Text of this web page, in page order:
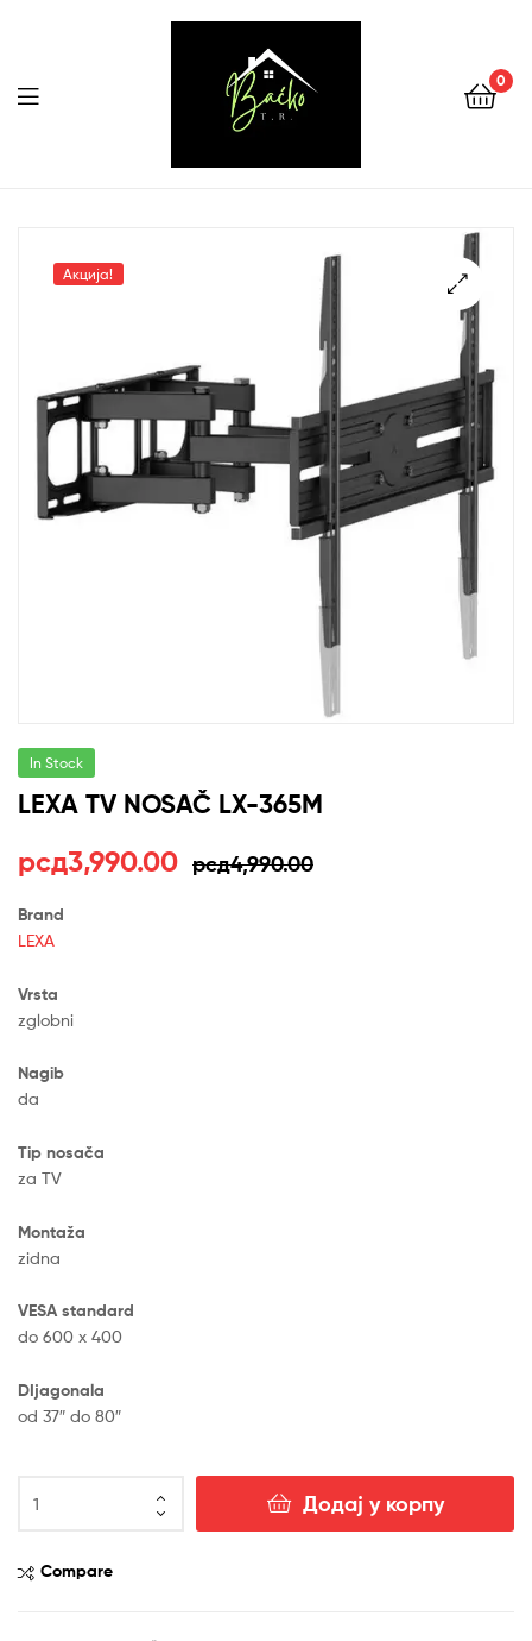
0
Menu
Акција!
In Stock
LEXA TV NOSAČ LX-365M
рсд4,990.00
Оригинална
цена
је
била:
рсд4,990.00.
рсд3,990.00
Тренутна
цена
је:
рсд3,990.00.
Brand
LEXA
Vrsta
zglobni
Nagib
da
Tip nosača
za TV
Montaža
zidna
VESA standard
do 600 x 400
DIjagonala
od 37″ do 80″
TV
LX-
Додај у корпу
Compare